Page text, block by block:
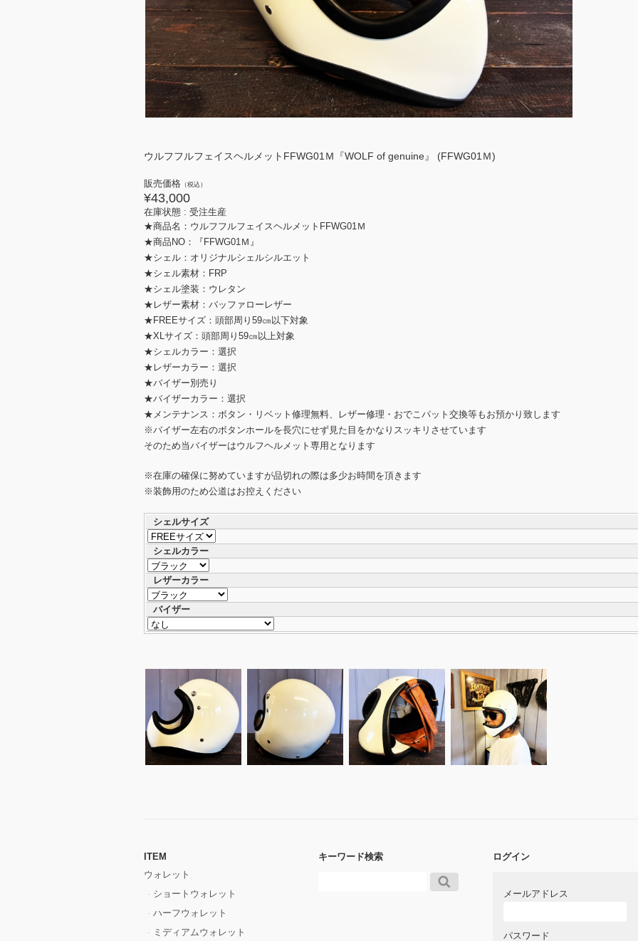
ウルフフルフェイスヘルメットFFWG01Ｍ『WOLF of genuine』 (FFWG01Ｍ)
販売価格 （税込）
¥43,000
在庫状態 : 受注生産
★商品名：ウルフフルフェイスヘルメットFFWG01Ｍ
★商品NO：『FFWG01Ｍ』
★シェル：オリジナルシェルシルエット
★シェル素材：FRP
★シェル塗装：ウレタン
★レザー素材：バッファローレザー
★FREEサイズ：頭部周り59㎝以下対象
★XLサイズ：頭部周り59㎝以上対象
★シェルカラー：選択
★レザーカラー：選択
★バイザー別売り
★バイザーカラー：選択
★メンテナンス：ボタン・リベット修理無料、レザー修理・おでこパット交換等もお預かり致します
※バイザー左右のボタンホールを長穴にせず見た目をかなりスッキリさせています
そのため当バイザーはウルフヘルメット専用となります
※在庫の確保に努めていますが品切れの際は多少お時間を頂きます
※装飾用のため公道はお控えください
シェルサイズ
シェルカラー
レザーカラー
バイザー
ITEM
ウォレット
ショートウォレット
ハーフウォレット
ミディアムウォレット
キーワード検索 ログイン
メールアドレス
パスワード